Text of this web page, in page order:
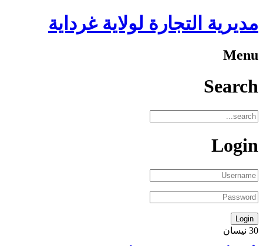
مديرية التجارة لولاية غرداية
Menu
Search
Login
30 نيسان